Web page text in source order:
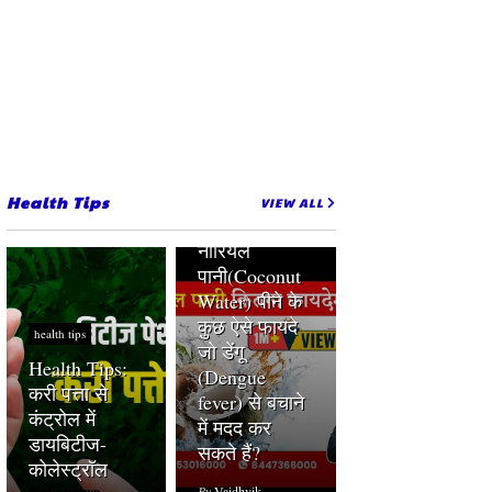
Health Tips VIEW ALL
health tips
Health Tips:
करी पत्ता से
कंट्रोल में
डायबिटीज-
कोलेस्ट्रॉल
Coconut Water
नारियल
पानी(Coconut
Water) पीने के
कुछ ऐसे फायदे
जो डेंगू
(Dengue
fever) से बचाने
में मदद कर
सकते हैं?